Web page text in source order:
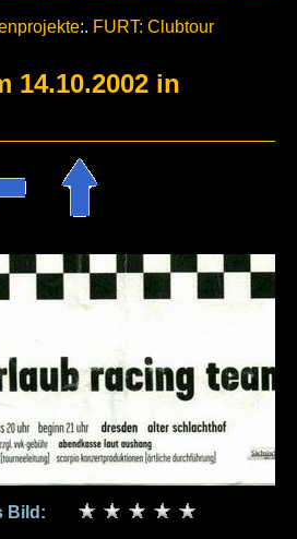
:. FURT: Clubtour
14.10.2002 in
Bild: